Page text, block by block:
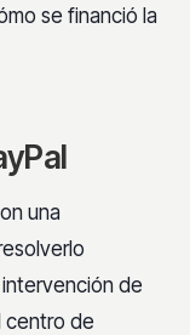
se financió la
una
de
centro de